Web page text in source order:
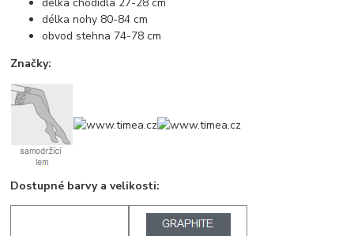
délka nohy 80-84 cm
obvod stehna 74-78 cm
Značky:
Dostupné barvy a velikosti: